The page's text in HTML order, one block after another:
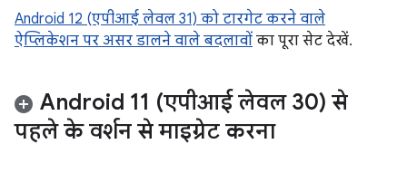
Android 12 (एपीआई लेवल 31) को टारगेट करने वाले
ऐप्लिकेशन पर असर डालने वाले बदलावों का पूरा सेट देखें.
Android 11 (एपीआई लेवल 30) से
पहले के वर्शन से माइग्रेट करना